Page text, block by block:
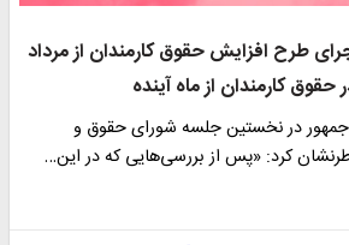
طرح افزایش حقوق کارمندان از مرداد
کارمندان از ماه آینده
در نخستین جلسه شورای حقوق و
کرد: «پس از بررسی‌هایی که در این…